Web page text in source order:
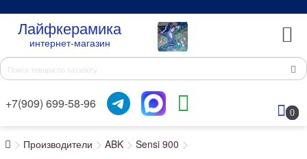
Лайфкерамика
интернет-магазин
+7(909) 699-58-96
0
Производители ABK Sensi 900